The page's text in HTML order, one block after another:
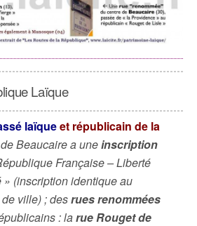
Laïque
laïqueet républicain de la
Beaucaire a uneinscription
Française – Liberté
» (inscription identique au
de ville) ; desrues renommées
: larue Rouget de